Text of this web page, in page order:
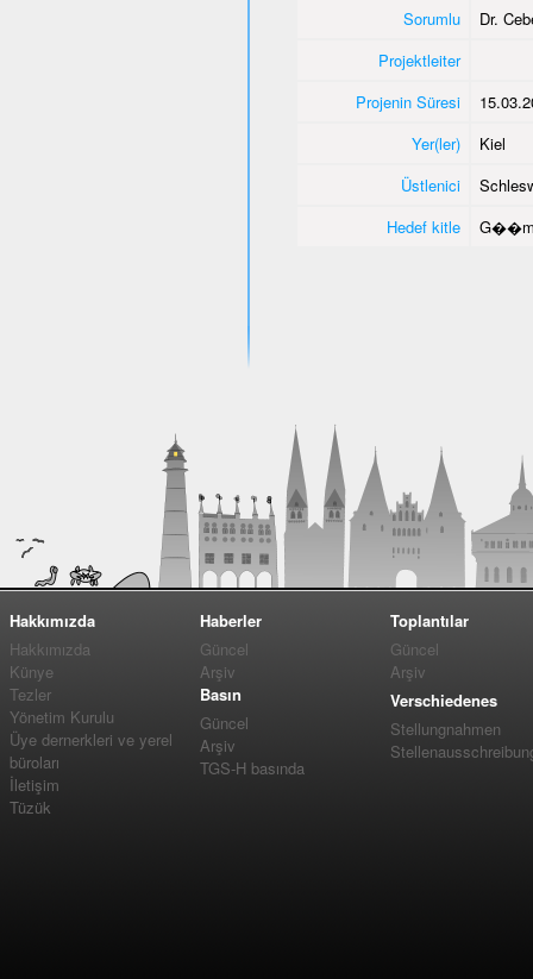
Sorumlu
Dr.
Projektleiter
Projenin Süresi
Yer(ler)
Kiel
Üstlenici
Hedef kitle
Hakkımızda
Hakkımızda
Künye
Tezler
Yönetim Kurulu
Üye dernerkleri ve yerel
büroları
İletişim
Tüzük
Haberler
Güncel
Arşiv
Basın
Güncel
Arşiv
TGS-H basında
Toplantılar
Güncel
Arşiv
Verschiedenes
Stellungnahmen